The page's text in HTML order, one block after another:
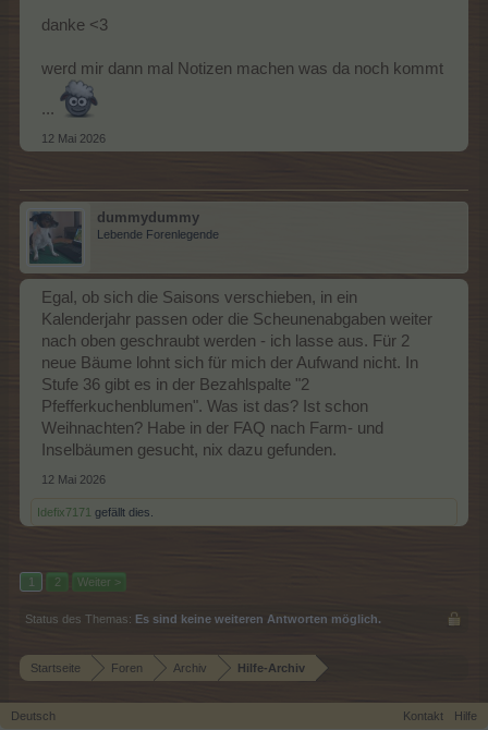
danke <3
werd mir dann mal Notizen machen was da noch kommt
...
12 Mai 2026
dummydummy
Lebende Forenlegende
Egal, ob sich die Saisons verschieben, in ein
Kalenderjahr passen oder die Scheunenabgaben weiter
nach oben geschraubt werden - ich lasse aus. Für 2
neue Bäume lohnt sich für mich der Aufwand nicht. In
Stufe 36 gibt es in der Bezahlspalte "2
Pfefferkuchenblumen". Was ist das? Ist schon
Weihnachten? Habe in der FAQ nach Farm- und
Inselbäumen gesucht, nix dazu gefunden.
12 Mai 2026
Idefix7171 gefällt dies.
1 2 Weiter >
Status des Themas: Es sind keine weiteren Antworten möglich.
Startseite Foren Archiv Hilfe-Archiv
Deutsch Kontakt Hilfe